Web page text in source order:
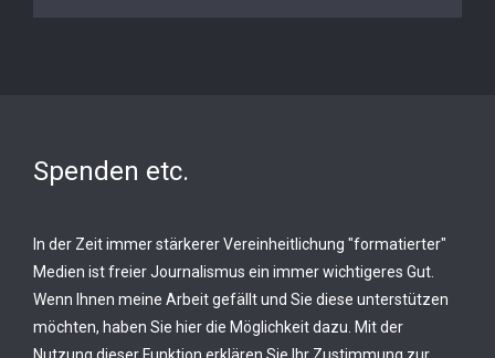
Spenden etc.
In der Zeit immer stärkerer Vereinheitlichung "formatierter"
Medien ist freier Journalismus ein immer wichtigeres Gut.
Wenn Ihnen meine Arbeit gefällt und Sie diese unterstützen
möchten, haben Sie hier die Möglichkeit dazu. Mit der